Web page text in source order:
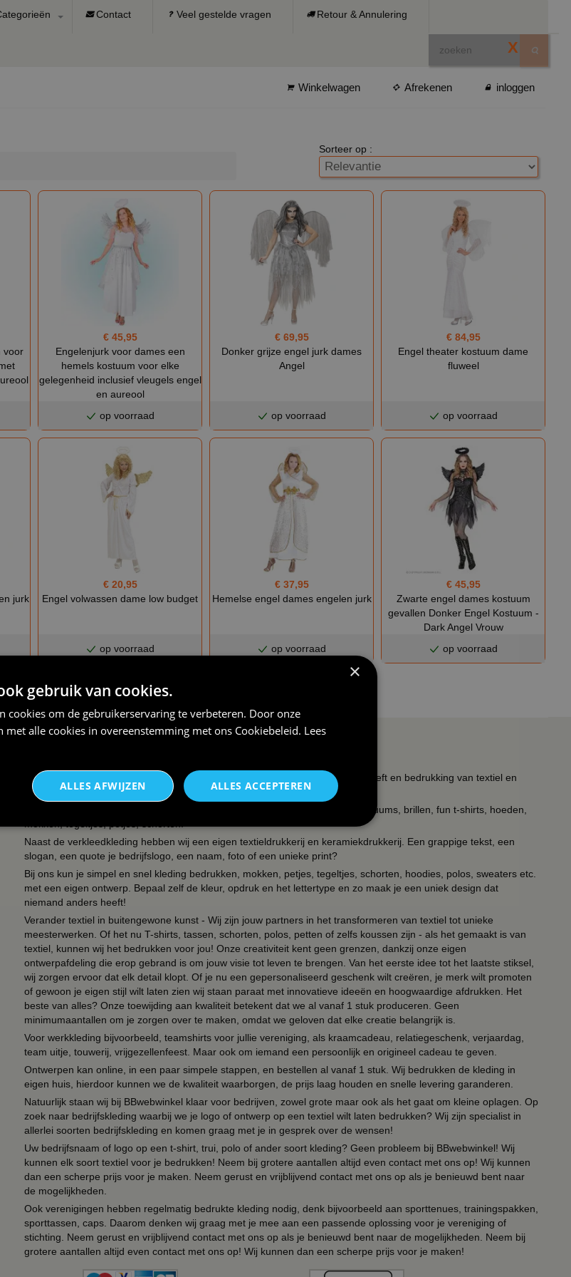
Contact Veel gestelde vragen Retour & Annulering
X
Winkelwagen Afrekenen inloggen
Sorteer op :
voor
€ 45,95
Engelenjurk voor dames een
hemels kostuum voor elke
gelegenheid inclusief vleugels engel
en aureool
op voorraad
€ 69,95
Donker grijze engel jurk dames
Angel
op voorraad
€ 84,95
Engel theater kostuum dame
fluweel
op voorraad
jurk
€ 20,95
Engel volwassen dame low budget
op voorraad
€ 37,95
Hemelse engel dames engelen jurk
op voorraad
€ 45,95
Zwarte engel dames kostuum
gevallen Donker Engel Kostuum -
Dark Angel Vrouw
op voorraad
volwassenen - dames - engel
BBwebwinkel is een webshop die zich richt op alles wat met feest te maken heeft en bedrukking van textiel en
keramiek!
Zo kun je bij ons terecht voor een uitgebreid assortiment verkleedkleding kostuums, brillen, fun t-shirts, hoeden,
Naast de verkleedkleding hebben wij een eigen textieldrukkerij en keramiekdrukkerij. Een grappige tekst, een
slogan, een quote je bedrijfslogo, een naam, foto of een unieke print?
Bij ons kun je simpel en snel kleding bedrukken, mokken, petjes, tegeltjes, schorten, hoodies, polos, sweaters etc.
met een eigen ontwerp. Bepaal zelf de kleur, opdruk en het lettertype en zo maak je een uniek design dat
niemand anders heeft!
Verander textiel in buitengewone kunst - Wij zijn jouw partners in het transformeren van textiel tot unieke
meesterwerken. Of het nu T-shirts, tassen, schorten, polos, petten of zelfs koussen zijn - als het gemaakt is van
textiel, kunnen wij het bedrukken voor jou! Onze creativiteit kent geen grenzen, dankzij onze eigen
ontwerpafdeling die erop gebrand is om jouw visie tot leven te brengen. Van het eerste idee tot het laatste stiksel,
wij zorgen ervoor dat elk detail klopt. Of je nu een gepersonaliseerd geschenk wilt creëren, je merk wilt promoten
of gewoon je eigen stijl wilt laten zien wij staan paraat met innovatieve ideeën en hoogwaardige afdrukken. Het
beste van alles? Onze toewijding aan kwaliteit betekent dat we al vanaf 1 stuk produceren. Geen
minimumaantallen om je zorgen over te maken, omdat we geloven dat elke creatie belangrijk is.
Voor werkkleding bijvoorbeeld, teamshirts voor jullie vereniging, als kraamcadeau, relatiegeschenk, verjaardag,
team uitje, touwerij, vrijgezellenfeest. Maar ook om iemand een persoonlijk en origineel cadeau te geven.
Ontwerpen kan online, in een paar simpele stappen, en bestellen al vanaf 1 stuk. Wij bedrukken de kleding in
eigen huis, hierdoor kunnen we de kwaliteit waarborgen, de prijs laag houden en snelle levering garanderen.
Natuurlijk staan wij bij BBwebwinkel klaar voor bedrijven, zowel grote maar ook als het gaat om kleine oplagen. Op
zoek naar bedrijfskleding waarbij we je logo of ontwerp op een textiel wilt laten bedrukken? Wij zijn specialist in
allerlei soorten bedrijfskleding en komen graag met je in gesprek over de wensen!
Uw bedrijfsnaam of logo op een t-shirt, trui, polo of ander soort kleding? Geen probleem bij BBwebwinkel! Wij
kunnen elk soort textiel voor je bedrukken! Neem bij grotere aantallen altijd even contact met ons op! Wij kunnen
dan een scherpe prijs voor je maken. Neem gerust en vrijblijvend contact met ons op als je benieuwd bent naar
de mogelijkheden.
Ook verenigingen hebben regelmatig bedrukte kleding nodig, denk bijvoorbeeld aan sporttenues, trainingspakken,
sporttassen, caps. Daarom denken wij graag met je mee aan een passende oplossing voor je vereniging of
stichting. Neem gerust en vrijblijvend contact met ons op als je benieuwd bent naar de mogelijkheden. Neem bij
grotere aantallen altijd even contact met ons op! Wij kunnen dan een scherpe prijs voor je maken!
×
gebruik van cookies.
cookies om de gebruikerservaring te verbeteren. Door onze
met alle cookies in overeenstemming met ons Cookiebeleid. Lees
ALLES ACCEPTEREN
ALLES AFWIJZEN